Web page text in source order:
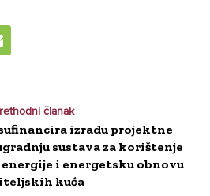
članak
izradu projektne
sustava za korištenje
i energetsku obnovu
kuća